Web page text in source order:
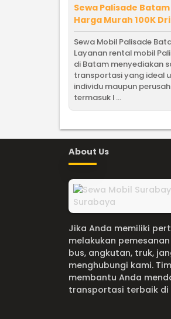
Sewa Palisade Batam
Harga Murah 100K
Sewa Mobil Palisade
Layanan rental mobil
di Batam menyediakan
transportasi yang ideal
individu maupun
termasuk l ...
About Us
Jika Anda memiliki
melakukan
bus, angkutan, truk,
menghubungi kami.
membantu Anda
transportasi terbaik di